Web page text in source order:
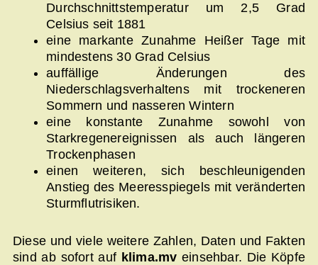
Durchschnittstemperatur um 2,5 Grad
Celsius seit 1881
eine markante Zunahme Heißer Tage mit
mindestens 30 Grad Celsius
auffällige Änderungen des
Niederschlagsverhaltens mit trockeneren
Sommern und nasseren Wintern
eine konstante Zunahme sowohl von
Starkregenereignissen als auch längeren
Trockenphasen
einen weiteren, sich beschleunigenden
Anstieg des Meeresspiegels mit veränderten
Sturmflutrisiken.
Diese und viele weitere Zahlen, Daten und Fakten
sind ab sofort auf klima.mv einsehbar. Die Köpfe